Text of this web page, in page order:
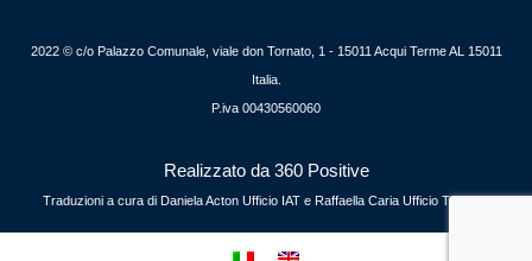
2022 © c/o Palazzo Comunale, viale don Tornato, 1 - 15011 Acqui Terme AL 15011
Italia.
P.iva 00430560060
Realizzato da 360 Positive
Traduzioni a cura di Daniela Acton Ufficio IAT e Raffaella Caria Ufficio Turismo